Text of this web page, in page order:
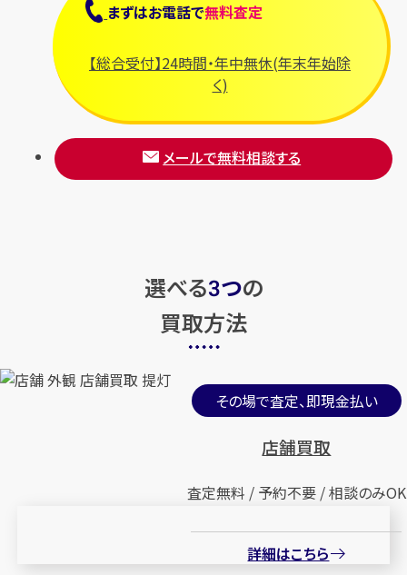
まずはお電話で無料査定
【総合受付】24時間・年中無休(年末年始除
く)
メールで無料相談する
選べる3つの
買取方法
その場で査定、即現金払い
店舗買取
査定無料 / 予約不要 / 相談のみOK
詳細はこちら